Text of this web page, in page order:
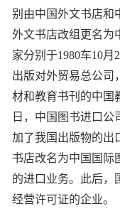
别由中国外文书店和
外文书店改组更名为
家分别于1980车10
出版对外贸易总公司
材和教育书刊的中国
日，中国图书进口
加了我国出版物的出
书店改名为中国国际
的进口业务。此后，
经营许可证的企业。